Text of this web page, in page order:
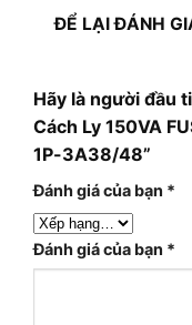
ĐỂ LẠI ĐÁNH
Hãy là người đầu
Cách Ly 150VA
1P-3A38/48”
Đánh giá của bạn *
Đánh giá của bạn *